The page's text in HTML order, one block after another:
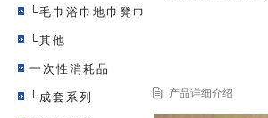
└毛巾浴巾地巾凳巾
└其他
一次性消耗品
└成套系列 产品详细介绍